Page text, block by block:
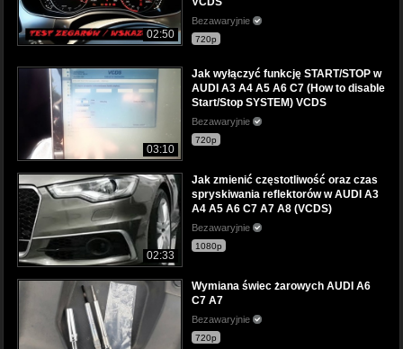
02:50
Bezawaryjnie
720p
03:10
Jak wyłączyć funkcję START/STOP w
AUDI A3 A4 A5 A6 C7 (How to disable
Start/Stop SYSTEM) VCDS
Bezawaryjnie
720p
02:33
Jak zmienić częstotliwość oraz czas
spryskiwania reflektorów w AUDI A3
A4 A5 A6 C7 A7 A8 (VCDS)
Bezawaryjnie
1080p
Wymiana świec żarowych AUDI A6
C7 A7
Bezawaryjnie
720p